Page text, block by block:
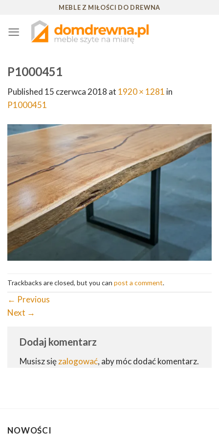
content
MEBLE Z MIŁOŚCI DO DREWNA
P1000451
Published 15 czerwca 2018 at 1920 × 1281 in
P1000451
Trackbacks are closed, but you can post a comment.
← Previous
Next →
Dodaj komentarz
Musisz sięzalogować, aby móc dodać komentarz.
NOWOŚCI